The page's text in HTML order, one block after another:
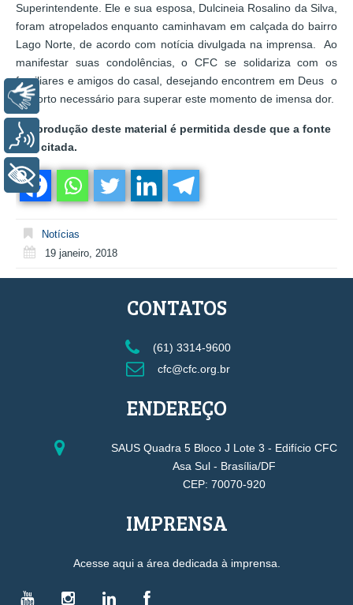
Superintendente. Ele e sua esposa, Dulcineia Rosalino da Silva,
foram atropelados enquanto caminhavam em calçada do bairro
Lago Norte, de acordo com notícia divulgada na imprensa. Ao
manifestar suas condolências, o CFC se solidariza com os
familiares e amigos do casal, desejando encontrem em Deus o
conforto necessário para superar este momento de imensa dor.
A reprodução deste material é permitida desde que a fonte
seja citada.
Notícias
19 janeiro, 2018
CONTATOS
(61) 3314-9600
cfc@cfc.org.br
ENDEREÇO
SAUS Quadra 5 Bloco J Lote 3 - Edifício CFC
Asa Sul - Brasília/DF
CEP: 70070-920
IMPRENSA
Acesse aqui a área dedicada à imprensa.
Libras
Voz
+ Acessibilidade